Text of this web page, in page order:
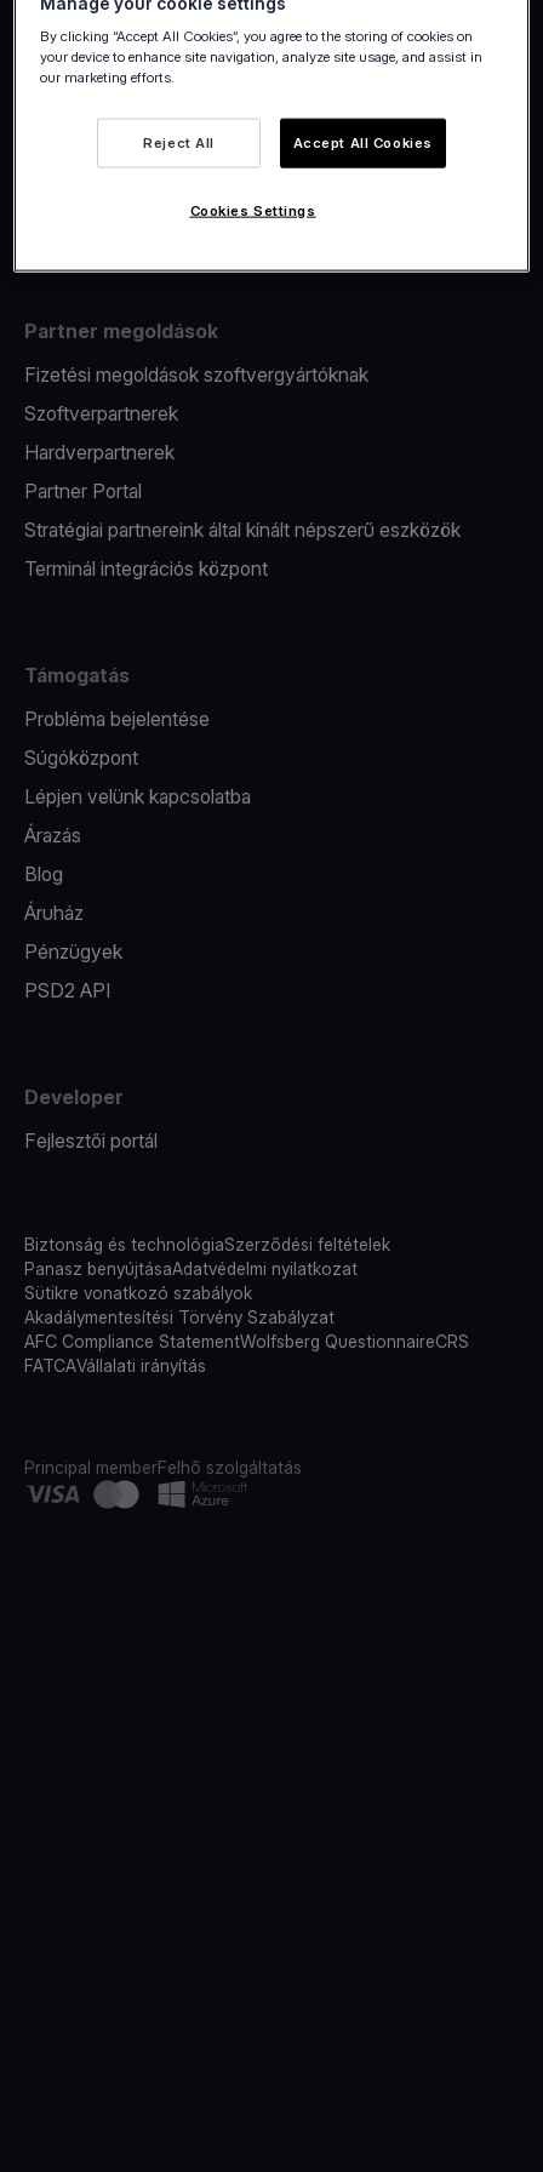
Partner megoldások
Fizetési megoldások szoftvergyártóknak
Szoftverpartnerek
Hardverpartnerek
Partner Portal
Stratégiai partnereink által kínált népszerű eszközök
Terminál integrációs központ
Támogatás
Probléma bejelentése
Súgóközpont
Lépjen velünk kapcsolatba
Árazás
Blog
Áruház
Pénzügyek
PSD2 API
Developer
Fejlesztői portál
Biztonság és technológiaSzerződési feltételek
Panasz benyújtásaAdatvédelmi nyilatkozat
Sütikre vonatkozó szabályok
Akadálymentesítési Törvény Szabályzat
AFC Compliance StatementWolfsberg QuestionnaireCRS
FATCAVállalati irányítás
Principal memberFelhő szolgáltatás
By clicking “Accept All Cookies”, you agree to the storing of cookies on
your device to enhance site navigation, analyze site usage, and assist in
our marketing efforts.
Reject All Accept All Cookies
Cookies Settings